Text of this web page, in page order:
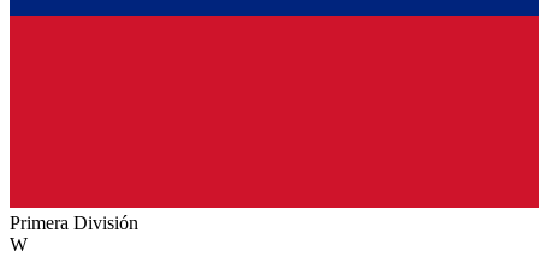
Primera División
W